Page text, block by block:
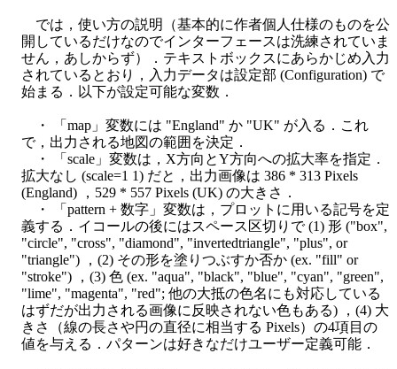
では，使い方の説明（基本的に作者個人仕様のものを公
開しているだけなのでインターフェースは洗練されていま
せん，あしからず）．テキストボックスにあらかじめ入力
されているとおり，入力データは設定部 (Configuration) で
始まる．以下が設定可能な変数．
・ 「map」変数には "England" か "UK" が入る．これ
で，出力される地図の範囲を決定．
・ 「scale」変数は，X方向とY方向への拡大率を指定．
拡大なし (scale=1 1) だと，出力画像は 386 * 313 Pixels
(England) ，529 * 557 Pixels (UK) の大きさ．
・ 「pattern + 数字」変数は，プロットに用いる記号を定
義する．イコールの後にはスペース区切りで (1) 形 ("box",
"circle", "cross", "diamond", "invertedtriangle", "plus", or
"triangle") ，(2) その形を塗りつぶすか否か (ex. "fill" or
"stroke") ，(3) 色 (ex. "aqua", "black", "blue", "cyan", "green",
"lime", "magenta", "red"; 他の大抵の色名にも対応している
はずだが出力される画像に反映されない色もある) ，(4) 大
きさ（線の長さや円の直径に相当する Pixels）の4項目の
値を与える．パターンは好きなだけユーザー定義可能．